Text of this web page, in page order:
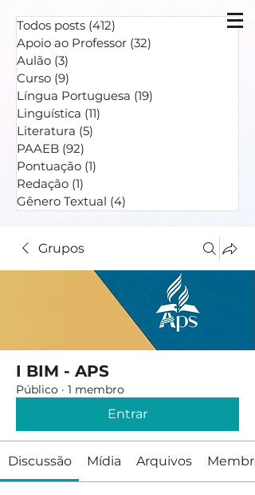
Todos posts (412)
Apoio ao Professor (32)
Aulão (3)
Curso (9)
Língua Portuguesa (19)
Linguística (11)
Literatura (5)
PAAEB (92)
Pontuação (1)
Redação (1)
Gênero Textual (4)
Grupos
I BIM - APS
Público · 1 membro
Entrar
Discussão Mídia Arquivos